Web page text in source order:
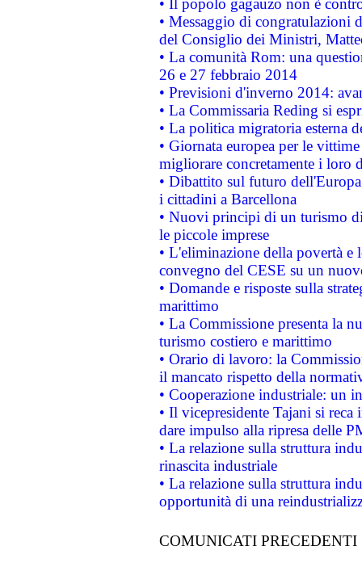
• Il popolo gagauzo non è
• Messaggio di congratulazioni
del Consiglio dei Ministri,
• La comunità Rom: una
26 e 27 febbraio 2014
• Previsioni d'inverno 2014:
• La Commissaria Reding si
• La politica migratoria esterna
• Giornata europea per le
migliorare concretamente i loro
• Dibattito sul futuro
i cittadini a Barcellona
• Nuovi principi di un turismo
le piccole imprese
• L'eliminazione della povertà
convegno del CESE su un
• Domande e risposte sulla
marittimo
• La Commissione presenta la
turismo costiero e marittimo
• Orario di lavoro: la
il mancato rispetto della
• Cooperazione industriale: un
• Il vicepresidente Tajani si
dare impulso alla ripresa delle
• La relazione sulla struttura
rinascita industriale
• La relazione sulla struttura
opportunità di una
COMUNICATI PRECEDENTI